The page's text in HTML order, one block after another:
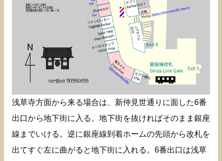
浅草寺方面から来る場合は、新仲見世通りに面した6番
出口から地下街に入る。地下街を抜ければそのまま銀座
線までいける。逆に銀座線到着ホームの先頭から改札を
出てすぐ左に曲がると地下街に入れる。6番出口は浅草